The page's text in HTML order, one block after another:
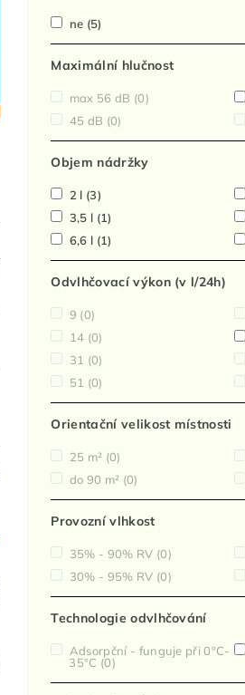
ne (5)
Maximální hlučnost
max 56 dB (0)
45 dB (0)
Objem nádržky
2 l (3)
3,5 l (1)
6,6 l (1)
Odvlhčovací výkon (v l/24h)
9 (0)
14 (0)
31 (0)
51 (0)
Orientační velikost místnosti
25 m² (0)
do 90 m² (0)
Provozní vlhkost
35% - 90% RV (0)
30% - 95% RV (0)
Technologie odvlhčování
Adsorpční - funguje při 0°C-
35°C (0)